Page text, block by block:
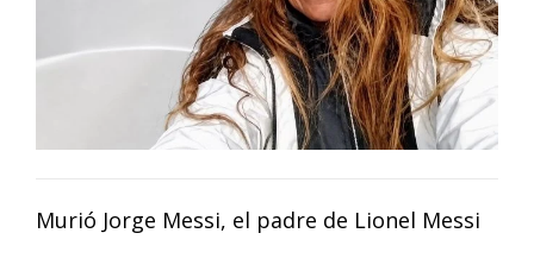
Murió Jorge Messi, el padre de Lionel Messi